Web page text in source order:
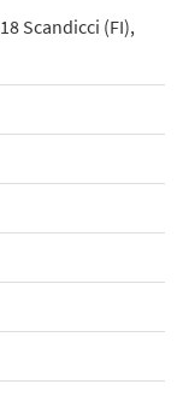
Scandicci (FI),